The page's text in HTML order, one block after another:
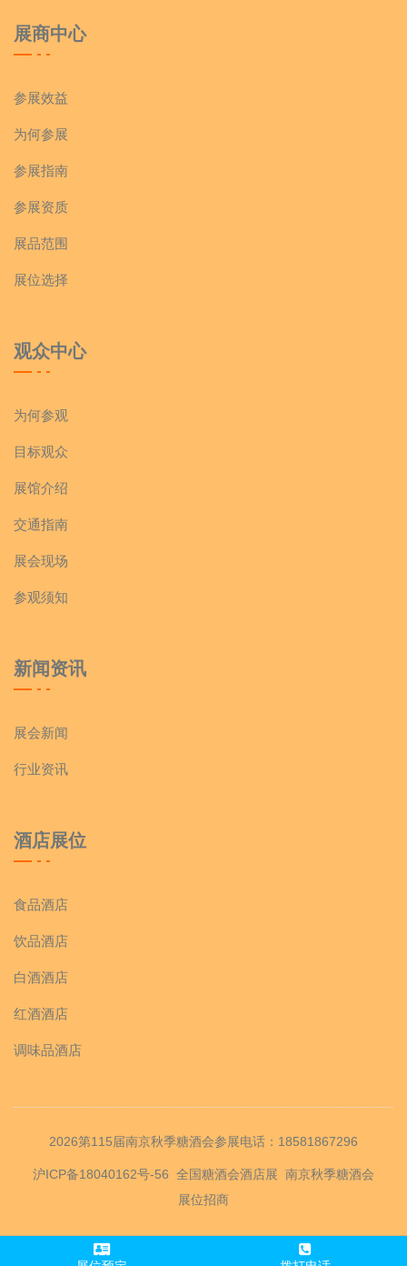
展商中心
参展效益
为何参展
参展指南
参展资质
展品范围
展位选择
观众中心
为何参观
目标观众
展馆介绍
交通指南
展会现场
参观须知
新闻资讯
展会新闻
行业资讯
酒店展位
食品酒店
饮品酒店
白酒酒店
红酒酒店
调味品酒店
2026第115届南京秋季糖酒会参展电话：18581867296
沪ICP备18040162号-56 全国糖酒会酒店展 南京秋季糖酒会
展位招商